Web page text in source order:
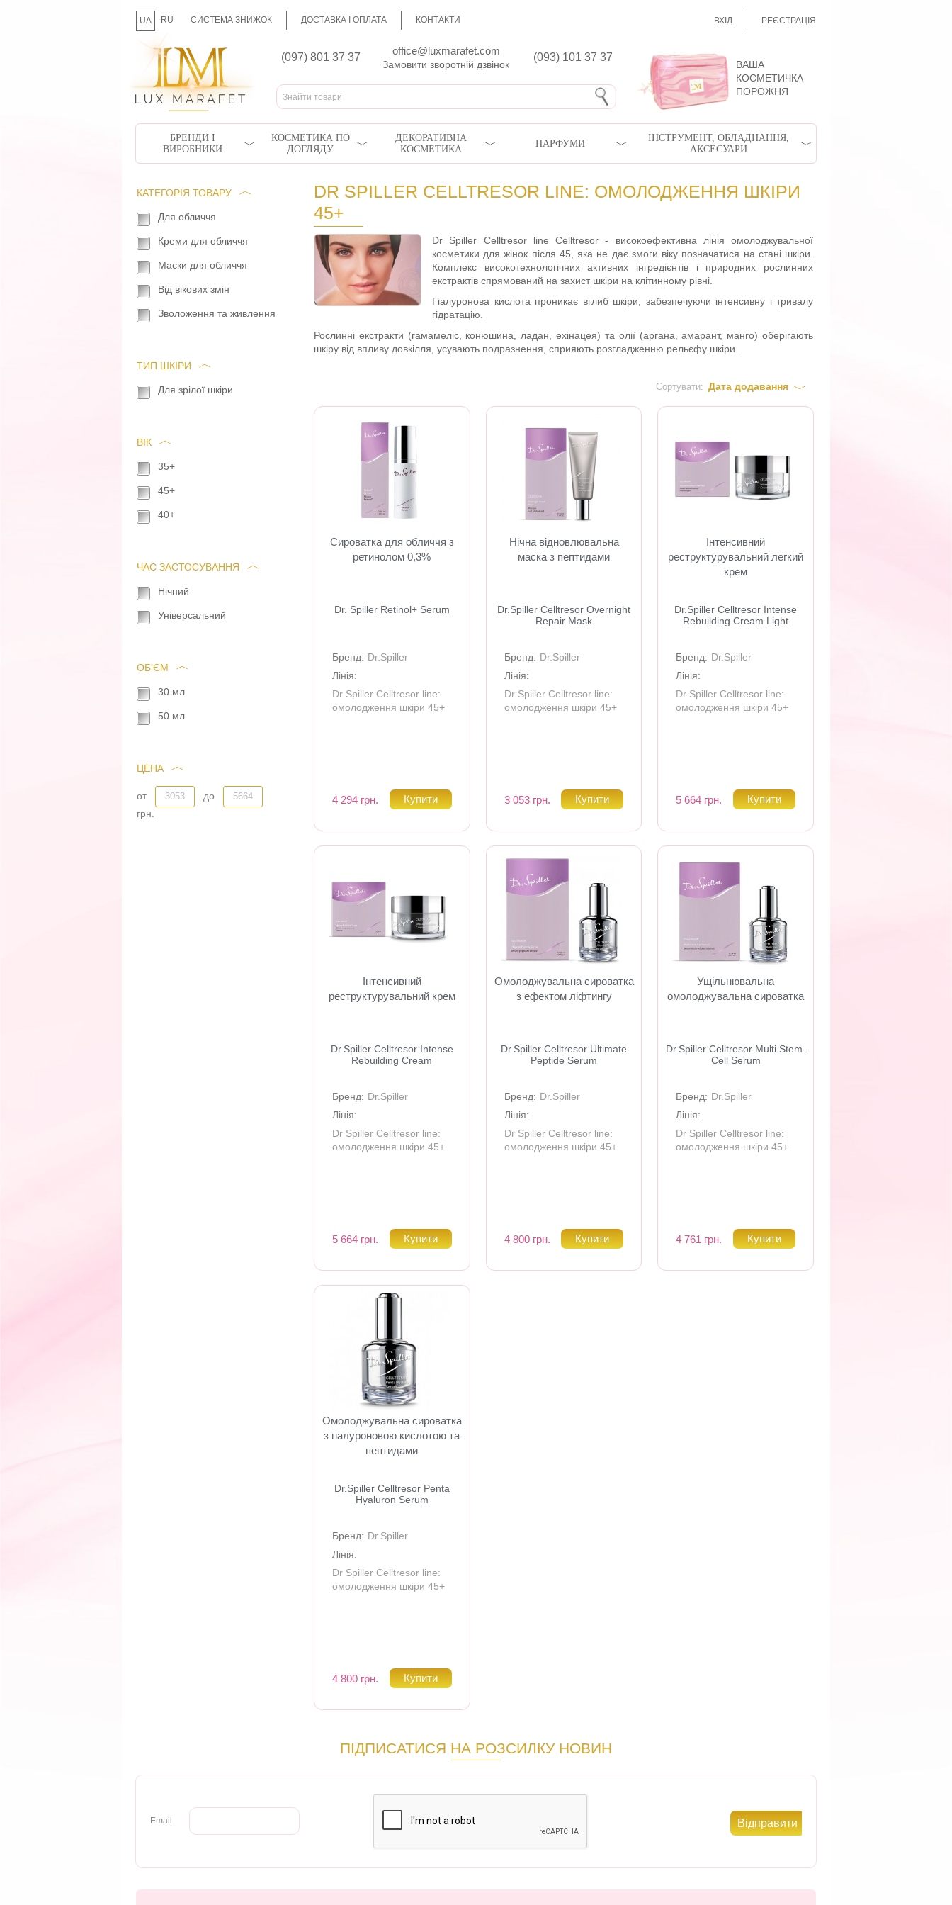
UA RU СИСТЕМА ЗНИЖОК ДОСТАВКА І ОПЛАТА КОНТАКТИ ВХІД РЕЄСТРАЦІЯ
(097) 801 37 37
office@luxmarafet.com
(093) 101 37 37
Замовити зворотній дзвінок
ВАША
КОСМЕТИЧКА
ПОРОЖНЯ
БРЕНДИ І
ВИРОБНИКИ
КОСМЕТИКА ПО
ДОГЛЯДУ
ДЕКОРАТИВНА
КОСМЕТИКА
ПАРФУМИ
ІНСТРУМЕНТ, ОБЛАДНАННЯ,
АКСЕСУАРИ
КАТЕГОРІЯ ТОВАРУ
Для обличчя
Креми для обличчя
Маски для обличчя
Від вікових змін
Зволоження та живлення
ТИП ШКІРИ
Для зрілої шкіри
ВІК
35+
45+
40+
ЧАС ЗАСТОСУВАННЯ
Нічний
Універсальний
ОБ'ЄМ
30 мл
50 мл
ЦЕНА
от
до
грн.
DR SPILLER CELLTRESOR LINE: ОМОЛОДЖЕННЯ ШКІРИ
45+
Dr Spiller Celltresor line Celltresor - високоефективна лінія омолоджувальної
косметики для жінок після 45, яка не дає змоги віку позначатися на стані шкіри.
Комплекс високотехнологічних активних інгредієнтів і природних рослинних
екстрактів спрямований на захист шкіри на клітинному рівні.
Гіалуронова кислота проникає вглиб шкіри, забезпечуючи інтенсивну і тривалу
гідратацію.
Рослинні екстракти (гамамеліс, конюшина, ладан, ехінацея) та олії (аргана, амарант, манго) оберігають
шкіру від впливу довкілля, усувають подразнення, сприяють розгладженню рельєфу шкіри.
Сортувати: Дата додавання
Сироватка для обличчя з
ретинолом 0,3%
Dr. Spiller Retinol+ Serum
Бренд: Dr.Spiller
Лінія:
Dr Spiller Celltresor line:
омолодження шкіри 45+
4 294 грн.
Нічна відновлювальна
маска з пептидами
Dr.Spiller Celltresor Overnight
Repair Mask
Бренд: Dr.Spiller
Лінія:
Dr Spiller Celltresor line:
омолодження шкіри 45+
3 053 грн.
Інтенсивний
реструктурувальний легкий
крем
Dr.Spiller Celltresor Intense
Rebuilding Cream Light
Бренд: Dr.Spiller
Лінія:
Dr Spiller Celltresor line:
омолодження шкіри 45+
5 664 грн.
Інтенсивний
реструктурувальний крем
Dr.Spiller Celltresor Intense
Rebuilding Cream
Бренд: Dr.Spiller
Лінія:
Dr Spiller Celltresor line:
омолодження шкіри 45+
5 664 грн.
Омолоджувальна сироватка
з ефектом ліфтингу
Dr.Spiller Celltresor Ultimate
Peptide Serum
Бренд: Dr.Spiller
Лінія:
Dr Spiller Celltresor line:
омолодження шкіри 45+
4 800 грн.
Ущільнювальна
омолоджувальна сироватка
Dr.Spiller Celltresor Multi Stem-
Cell Serum
Бренд: Dr.Spiller
Лінія:
Dr Spiller Celltresor line:
омолодження шкіри 45+
4 761 грн.
Омолоджувальна сироватка
з гіалуроновою кислотою та
пептидами
Dr.Spiller Celltresor Penta
Hyaluron Serum
Бренд: Dr.Spiller
Лінія:
Dr Spiller Celltresor line:
омолодження шкіри 45+
4 800 грн.
ПІДПИСАТИСЯ НА РОЗСИЛКУ НОВИН
Email